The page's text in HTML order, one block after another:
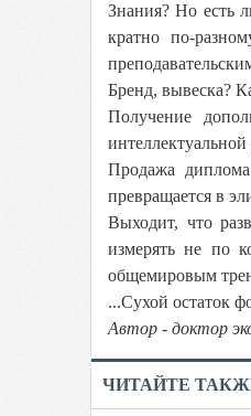
Знания? Но есть
кратно по-
Бренд, вывеска?
Получение
Продажа
превращается в
Выходит, что
измерять не по
общемировым
...Сухой остаток
Автор - доктор
ЧИТАЙТЕ